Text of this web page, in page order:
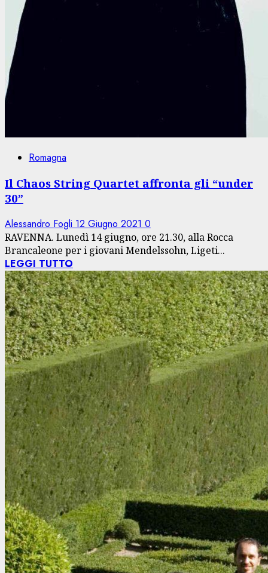
Romagna
Il Chaos String Quartet affronta gli “under
30”
Alessandro Fogli 12 Giugno 2021 0
RAVENNA. Lunedì 14 giugno, ore 21.30, alla Rocca
Brancaleone per i giovani Mendelssohn, Ligeti...
LEGGI TUTTO